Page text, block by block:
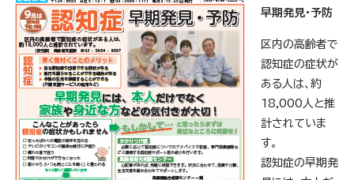
早期発見・予防
区内の高齢者で
認知症の症状が
ある人は、約
18,000人と推
計されていま
す。
認知症の早期発